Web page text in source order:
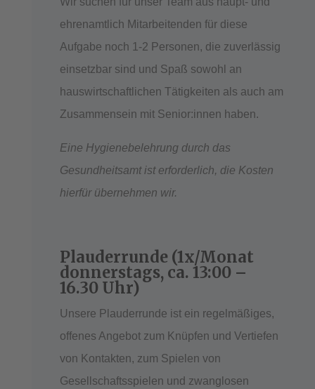
ehrenamtlich Mitarbeitenden für diese
Aufgabe noch 1-2 Personen, die zuverlässig
einsetzbar sind und Spaß sowohl an
hauswirtschaftlichen Tätigkeiten als auch am
Zusammensein mit Senior:innen haben.
Eine Hygienebelehrung durch das
Gesundheitsamt ist erforderlich, die Kosten
hierfür übernehmen wir.
Plauderrunde (1x/Monat
donnerstags, ca. 13:00 –
16.30 Uhr)
Unsere Plauderrunde ist ein regelmäßiges,
offenes Angebot zum Knüpfen und Vertiefen
von Kontakten, zum Spielen von
Gesellschaftsspielen und zwanglosen